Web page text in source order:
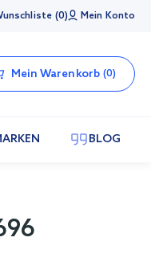
0 Mein Konto
Mein Warenkorb 0
BLOG